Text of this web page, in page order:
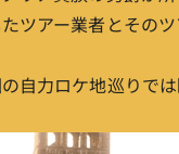
ツアー業者とその
自力ロケ地巡りでは